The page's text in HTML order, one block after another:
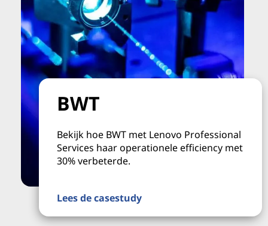
BWT
Bekijk hoe BWT met Lenovo Professional
Services haar operationele efficiency met
30% verbeterde.
Lees de casestudy